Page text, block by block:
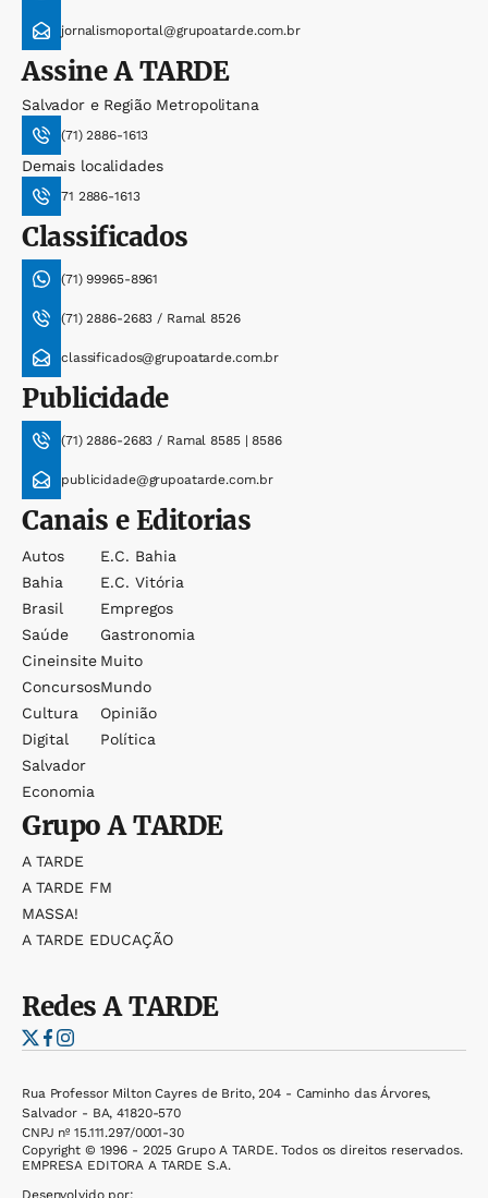
jornalismoportal@grupoatarde.com.br
AssineA TARDE
Salvador e Região Metropolitana
(71) 2886-1613
Demais localidades
71 2886-1613
Classificados
(71) 99965-8961
(71) 2886-2683 / Ramal 8526
classificados@grupoatarde.com.br
Publicidade
(71) 2886-2683 / Ramal 8585 | 8586
publicidade@grupoatarde.com.br
Canais e Editorias
Autos
Bahia
Brasil
Saúde
Cineinsite
Concursos
Cultura
Digital
Salvador
Economia
E.c. Bahia
E.c. Vitória
Empregos
Gastronomia
Muito
Mundo
Opinião
Política
GrupoA TARDE
A TARDE
A TARDE FM
MASSA!
A TARDE EDUCAÇÃO
RedesA TARDE
Rua Professor Milton Cayres de Brito, 204 - Caminho das Árvores,
Salvador - BA, 41820-570
CNPJ nº 15.111.297/0001-30
Copyright © 1996 - 2025 Grupo A TARDE. Todos os direitos reservados.
EMPRESA EDITORA A TARDE S.A.
Desenvolvido por: